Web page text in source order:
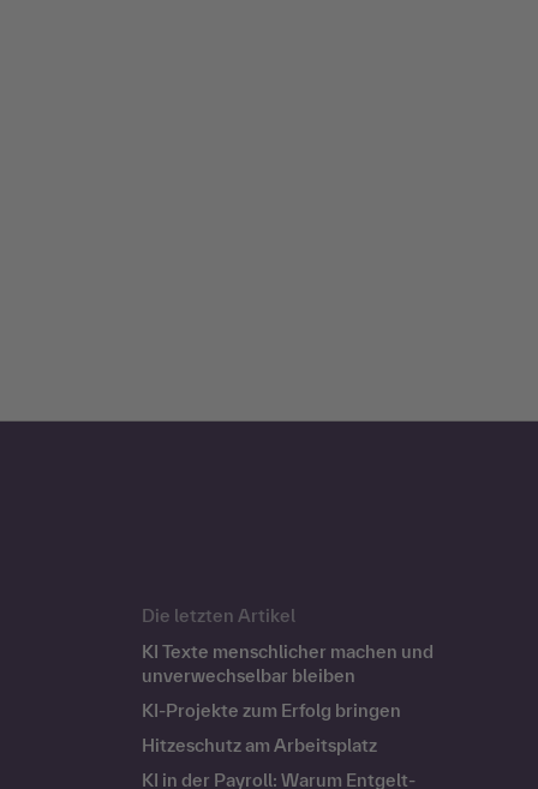
Die letzten Artikel
KI Texte menschlicher machen und
unverwechselbar bleiben
KI-Projekte zum Erfolg bringen
Hitzeschutz am Arbeitsplatz
KI in der Payroll: Warum Entgelt-